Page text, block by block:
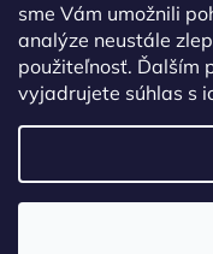
sme Vám umožnili
analýze neustále
použiteľnosť. Ďalším
vyjadrujete súhlas s
Copyright 2026